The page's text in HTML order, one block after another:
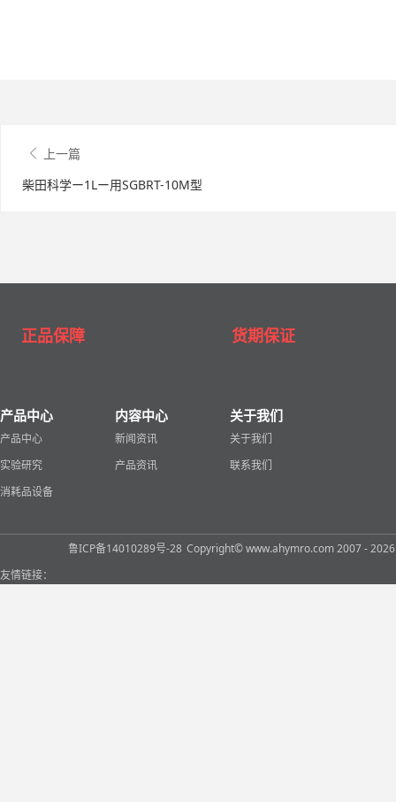
上一篇
柴田科学ー1Lー用SGBRT-10M型
正品保障 货期保证
产品中心
产品中心
实验研究
消耗品设备
内容中心
新闻资讯
产品资讯
关于我们
关于我们
联系我们
鲁ICP备14010289号-28 Copyright© www.ahymro.com 2007 - 2026
友情链接：